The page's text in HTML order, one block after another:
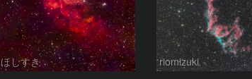
ほしすき riomizuki